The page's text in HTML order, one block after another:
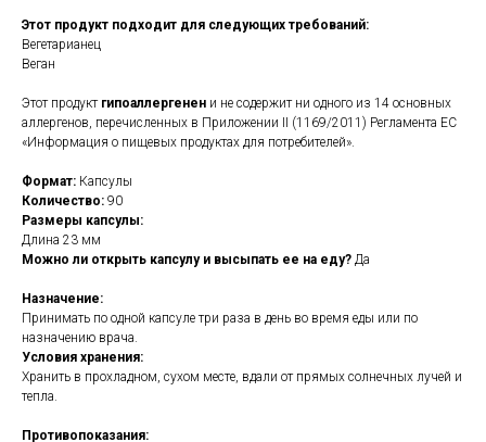
Этот продукт подходит для следующих требований:
Вегетарианец
Веган
Этот продукт гипоаллергенен и не содержит ни одного из 14 основных
аллергенов, перечисленных в Приложении II (1169/2011) Регламента ЕС
«Информация о пищевых продуктах для потребителей».
Формат: Капсулы
Количество: 90
Размеры капсулы:
Длина 23 мм
Можно ли открыть капсулу и высыпать ее на еду? Да
Назначение:
Принимать по одной капсуле три раза в день во время еды или по
назначению врача.
Условия хранения:
Хранить в прохладном, сухом месте, вдали от прямых солнечных лучей и
тепла.
Противопоказания: